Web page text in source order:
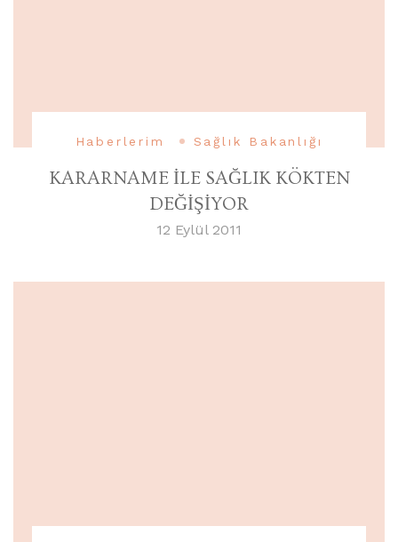
Haberlerim Sağlık Bakanlığı
KARARNAME İLE SAĞLIK KÖKTEN
DEĞİŞİYOR
12 Eylül 2011